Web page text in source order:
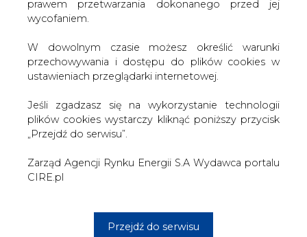
prawem przetwarzania dokonanego przed jej
wycofaniem.
W dowolnym czasie możesz określić warunki
przechowywania i dostępu do plików cookies w
ustawieniach przeglądarki internetowej.
Jeśli zgadzasz się na wykorzystanie technologii
plików cookies wystarczy kliknąć poniższy przycisk
„Przejdź do serwisu”.
Zarząd Agencji Rynku Energii S.A Wydawca portalu
CIRE.pl
Przejdź do serwisu
Grupa Lotos planuje rozwój sieci stacji paliw w segmencie
premium i w segmencie ekonomicznym w formule stacji
własnych CODO (Company Owned Dealer Operated) i
stacji partnerskich DOFO (Dealer Owned Franchise
Operated).
"Rozwój sieci dystrybucji będzie realizowany z
wykorzystaniem następujących możliwości: rozwój
organiczny - budowa nowych obiektów, zakup lub
dzierżawa stacji od operatorów niezależnych, akwizycja -
w przypadku pojawienia się na polskim rynku
interesujących ofert dotyczących sieci stacji paliw" -
czytamy dalej.
"Cel ilościowy to uzyskanie 10 proc. udziału w krajowym
rynku detalicznym przed upływem okresu objętego